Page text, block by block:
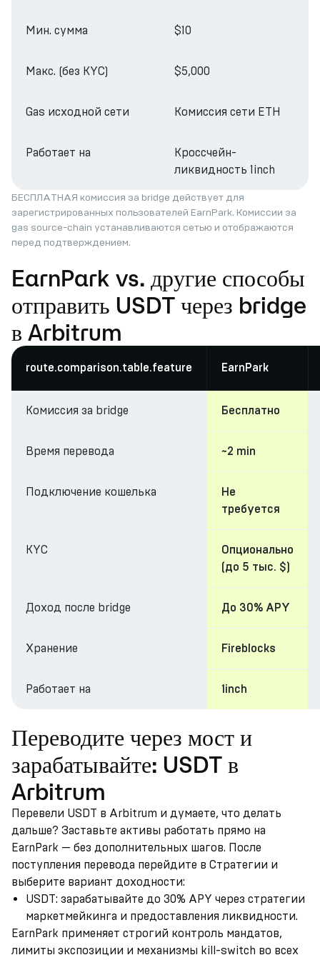
Мин. сумма $10
Макс. (без KYC) $5,000
Gas исходной сети Комиссия сети ETH
Работает на
Кроссчейн-
ликвидность 1inch
БЕСПЛАТНАЯ комиссия за bridge действует для
зарегистрированных пользователей EarnPark. Комиссии за
gas source-chain устанавливаются сетью и отображаются
перед подтверждением.
EarnPark vs. другие способы
отправить USDT через bridge
в Arbitrum
route.comparison.table.feature EarnPark
Комиссия за bridge Бесплатно
Время перевода ~2 min
Подключение кошелька
Не
требуется
KYC
Опционально
(до 5 тыс. $)
Доход после bridge До 30% APY
Хранение Fireblocks
Работает на 1inch
Переводите через мост и
зарабатывайте: USDT в
Arbitrum
Перевели USDT в Arbitrum и думаете, что делать
дальше? Заставьте активы работать прямо на
EarnPark — без дополнительных шагов. После
поступления перевода перейдите в Стратегии и
выберите вариант доходности:
USDT: зарабатывайте до 30% APY через стратегии
маркетмейкинга и предоставления ликвидности.
EarnPark применяет строгий контроль мандатов,
лимиты экспозиции и механизмы kill-switch во всех